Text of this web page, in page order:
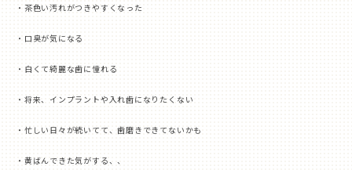
・茶色い汚れがつきやすくなった
・口臭が気になる
・白くて綺麗な歯に憧れる
・将来、インプラントや入れ歯になりたくない
・忙しい日々が続いてて、歯磨きできてないかも
・黄ばんできた気がする、、